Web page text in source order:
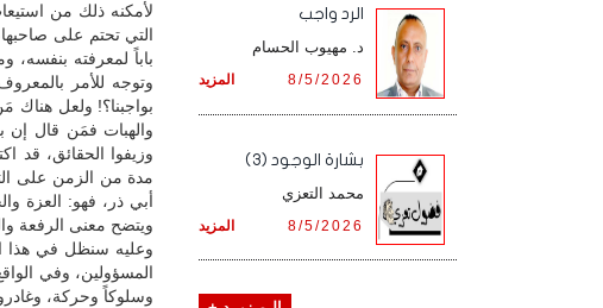
لأمكنه ذلك من
التي تحتم على
باباً لمعرفته بنفسه،
وتوجه للأمر
بواجبنا؟! ولعل هناك
والهبات فمَن قال إن
وزيفوا الحقائق، قد
مدة من الزمن على
أبي ذر، فهو: العزة
ويتضح معنى الرفعة
وعليه سنظل في هذا
المسؤولين، وفي
وسلوكاً وحركة،
الرد واجب
د. مهيوب الحسام
المزيد 8/5/2026
بشارة الوجود (3)
محمد التعزي
المزيد 8/5/2026